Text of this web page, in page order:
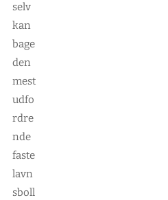
selv
kan
bage
den
mest
udfo
rdre
nde
faste
lavn
sboll